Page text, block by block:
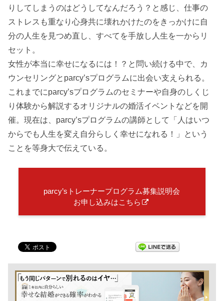
りしてしまうのはどうしてなんだろう？と感じ、仕事の
ストレスも重なり心身共に壊れかけたのをきっかけに自
分の人生を見つめ直し、すべてを手放し人生を一からリ
セット。
女性が本当に幸せになるには！？と問い続ける中で、カ
ウンセリングとparcy’sプログラムに出会い支えられる。
これまでにparcy’sプログラムのセミナーや自身のしくじ
り体験から解説するオリジナルの婚活イベントなどを開
催。現在は、parcy’sプログラムの講師として「人はいつ
からでも人生を変え自分らしく幸せになれる！」という
ことを等身大で伝えている。
parcy’sトレーナープログラム募集説明会
お申し込みはこちら